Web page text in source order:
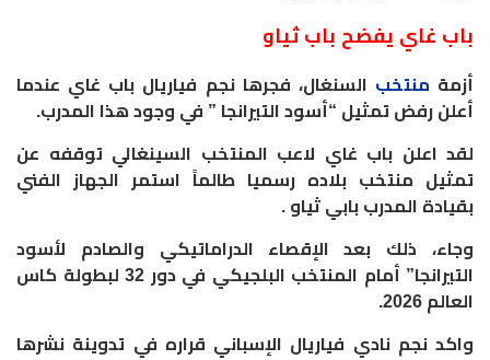
باب غاي يفضح باب ثياو
أزمة منتخب السنغال، فجرها نجم فياريال باب غاي عندما
أعلن رفض تمثيل “أسود التيرانجا ” في وجود هذا المدرب.
لقد اعلن باب غاي لاعب المنتخب السينغالي توقفه عن
تمثيل منتخب بلاده رسميا طالماً استمر الجهاز الفني
بقيادة المدرب بابي ثياو .
وجاء، ذلك بعد الإقصاء الدراماتيكي والصادم لأسود
التيرانجا” أمام المنتخب البلجيكي في دور 32 لبطولة كاس
العالم 2026.
واكد نجم نادي فياريال الإسباني قراره في تدوينة نشرها